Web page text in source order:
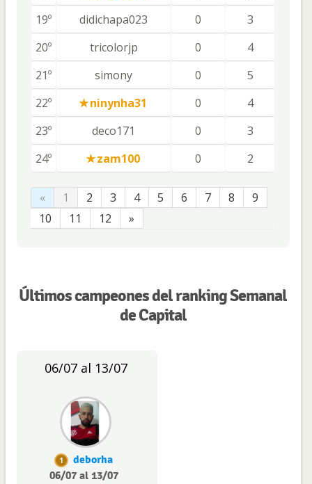
19º
didichapa023 0
3
20º
tricolorjp 0
4
21º
simony 0
5
22º
ninynha31 0
4
23º
deco171 0
3
24º
zam100 0 2
« 1 2 3 4 5 6 7 8
9
10
11 12 »
Últimos campeones del ranking Semanal
de Capital
06/07 al 13/07
1
deborha
06/07 al 13/07